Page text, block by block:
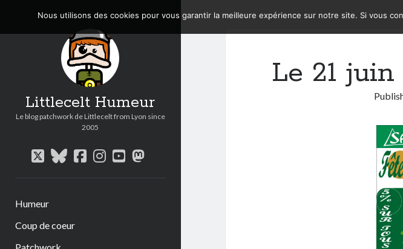
Littlecelt Humeur
Le blog patchwork de Littlecelt from Lyon since
2005
twitterbluesky
facebook
instagram
youtube
mastodon
Humeur
Coup de coeur
Le 21
Nous utilisons des cookies pour vous garantir la meilleure expérience sur notre site. Si vous